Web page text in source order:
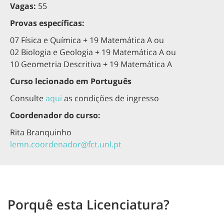
Vagas: 55
Provas específicas:
07 Física e Química + 19 Matemática A ou
02 Biologia e Geologia + 19 Matemática A ou
10 Geometria Descritiva + 19 Matemática A
Curso lecionado em Português
Consulteaqui as condições de ingresso
Coordenador do curso:
Rita Branquinho
lemn.coordenador@fct.unl.pt
Porquê esta Licenciatura?